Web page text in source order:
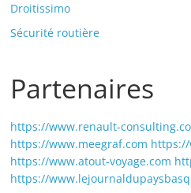
Droitissimo
Sécurité routière
Partenaires
https://www.renault-
https://www.meegraf.com
https://www.atout-voyage.com
https://